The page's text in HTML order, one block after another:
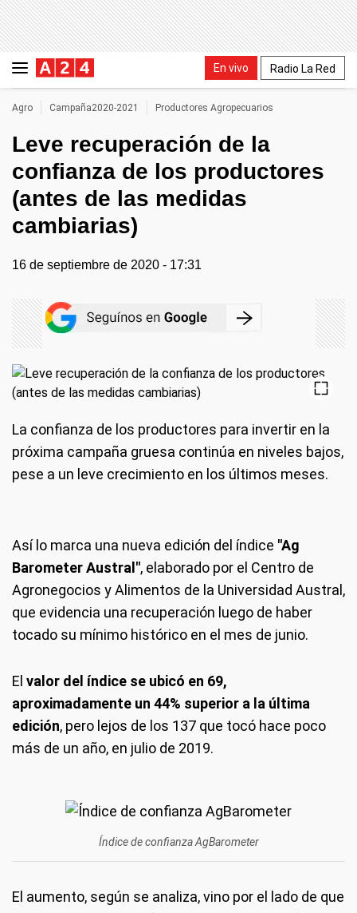
En vivo Radio La Red
Agro Campaña2020-2021 Productores Agropecuarios
Leve recuperación de la
confianza de los productores
(antes de las medidas
cambiarias)
16 de septiembre de 2020 - 17:31
La confianza de los productores para invertir en la
próxima campaña gruesa continúa en niveles bajos,
pese a un leve crecimiento en los últimos meses.
Así lo marca una nueva edición del índice "Ag
Barometer Austral", elaborado por el Centro de
Agronegocios y Alimentos de la Universidad Austral,
que evidencia una recuperación luego de haber
tocado su mínimo histórico en el mes de junio.
El valor del índice se ubicó en 69,
aproximadamente un 44% superior a la última
edición, pero lejos de los 137 que tocó hace poco
más de un año, en julio de 2019.
Índice de confianza AgBarometer
El aumento, según se analiza, vino por el lado de que